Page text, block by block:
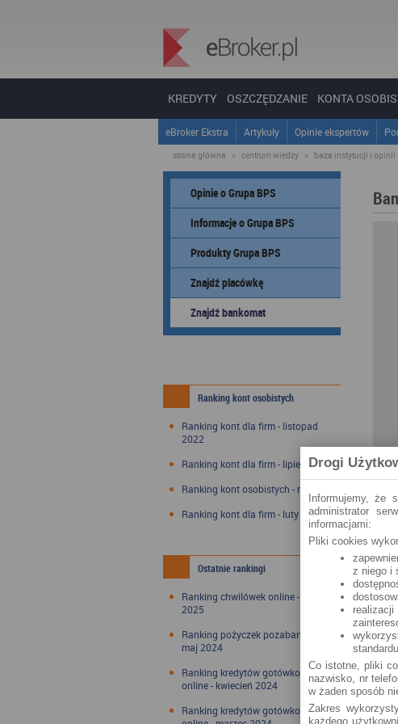
KREDYTY OSZCZĘDZANIE KONTA
eBroker Ekstra Artykuły Opinie ekspertów
strona główna » centrum wiedzy » baza instytucji i opinii
Opinie o Grupa BPS
Informacje o Grupa BPS
Produkty Grupa BPS
Znajdź placówkę
Znajdź bankomat
Ranking kont osobistych
Ranking kont dla firm - listopad
2022
Ranking kont dla firm - lipiec 2022
Ranking kont osobistych - maj 2022
Ranking kont dla firm - luty 2022
Ostatnie rankingi
Ranking chwilówek online - styczeń
2025
Ranking pożyczek pozabankowych -
maj 2024
Ranking kredytów gotówkowych
online - kwiecień 2024
Ranking kredytów gotówkowych
Drogi
Informujemy, że
administrator
informacjami:
Pliki cookies
z niego i
realizacji
Co istotne, pliki
nazwisko, nr
w żaden sposób
Zakres
każdego